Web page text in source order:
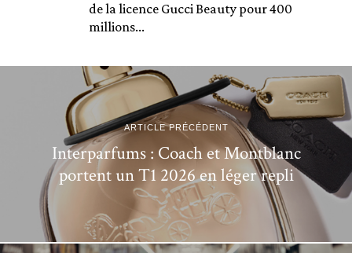
de la licence Gucci Beauty pour 400
millions...
ARTICLE PRÉCÉDENT
Interparfums : Coach et Montblanc
portent un T1 2026 en léger repli